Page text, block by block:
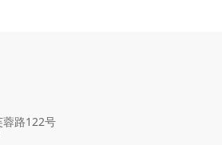
蓉路122号